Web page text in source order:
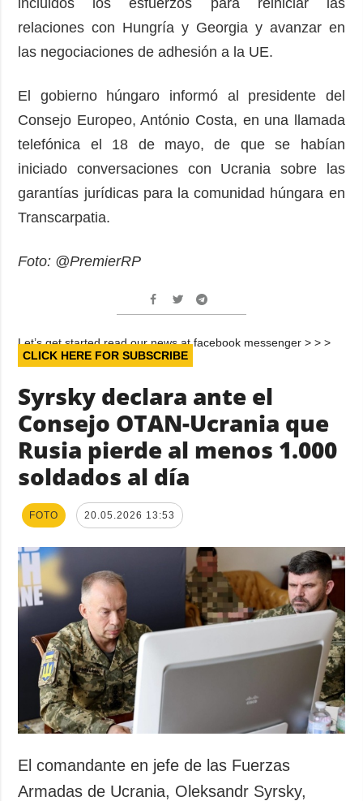
relaciones con Hungría y Georgia y avanzar en
las negociaciones de adhesión a la UE.
El gobierno húngaro informó al presidente del
Consejo Europeo, António Costa, en una llamada
telefónica el 18 de mayo, de que se habían
iniciado conversaciones con Ucrania sobre las
garantías jurídicas para la comunidad húngara en
Transcarpatia.
Foto: @PremierRP
Let’s get started read our news at facebook messenger > > >
CLICK HERE FOR SUBSCRIBE
Syrsky declara ante el
Consejo OTAN-Ucrania que
Rusia pierde al menos 1.000
soldados al día
FOTO 20.05.2026 13:53
El comandante en jefe de las Fuerzas
Armadas de Ucrania, Oleksandr Syrsky,